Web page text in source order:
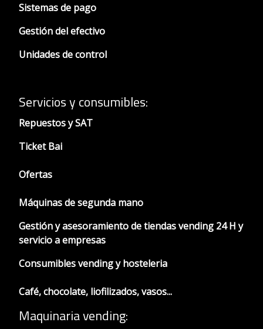
Sistemas de pago
Gestión del efectivo
Unidades de control
Servicios y consumibles:
Repuestos y SAT
Ticket Bai
Ofertas
Máquinas de segunda mano
Gestión y asesoramiento de tiendas vending 24 H y
servicio a empresas
Consumibles vending y hosteleria
Café, chocolate, liofilizados, vasos...
Maquinaria vending: